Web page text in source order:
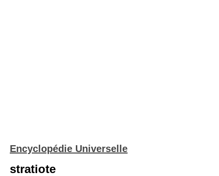
Encyclopédie Universelle
stratiote